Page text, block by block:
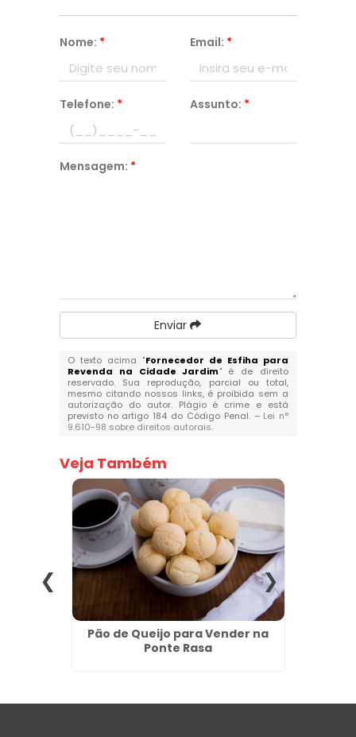
Nome: * Email: *
Telefone: * Assunto: *
Mensagem: *
Enviar
O texto acima "Fornecedor de Esfiha para
Revenda na Cidade Jardim" é de direito
reservado. Sua reprodução, parcial ou total,
mesmo citando nossos links, é proibida sem a
autorização do autor. Plágio é crime e está
previsto no artigo 184 do Código Penal. – Lei n°
9.610-98 sobre direitos autorais.
Veja Também
Pão de Queijo para Vender na
Ponte Rasa